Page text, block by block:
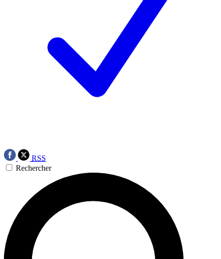
RSS
Rechercher